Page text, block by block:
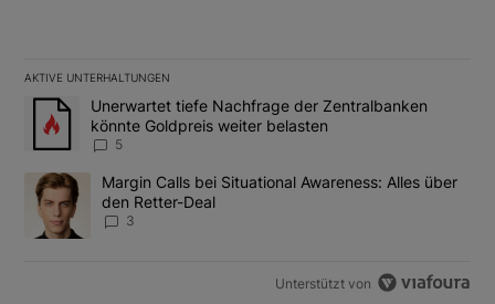
AKTIVE UNTERHALTUNGEN
Das Folgende ist eine Liste der am meisten kommentierten
Ein Trendartikel mit dem Titel "Unerwartet tiefe Nachfrage der
Unerwartet tiefe Nachfrage der Zentralbanken
könnte Goldpreis weiter belasten
5
Ein Trendartikel mit dem Titel "Margin Calls bei Situational
Margin Calls bei Situational Awareness: Alles über
den Retter-Deal
3
Unterstützt von